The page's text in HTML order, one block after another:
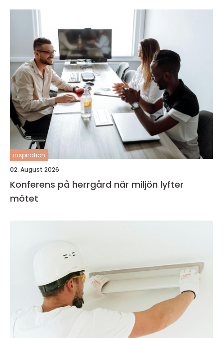
inspiration
02. August 2026
Konferens på herrgård när miljön lyfter
mötet